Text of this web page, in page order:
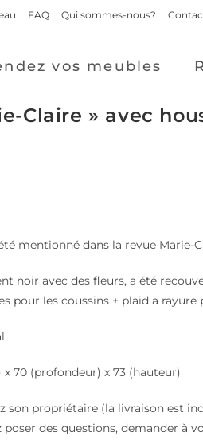
FAQ Qui sommes-nous?
vos meubles
Claire » avec
mentionné dans la revue Marie-
noir avec des fleurs, a été
pour les coussins + plaid a
70 (profondeur) x 73 (hauteur)
son propriétaire (la livraison est
des questions, demander à